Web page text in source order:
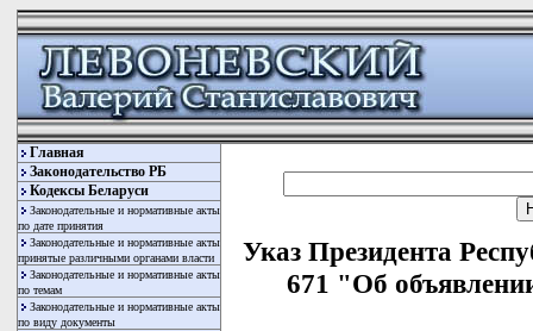
Главная
Законодательство РБ
Кодексы Беларуси
Законодательные и нормативные акты
по дате принятия
Законодательные и нормативные акты
принятые различными органами власти
Законодательные и нормативные акты
по темам
Законодательные и нормативные акты
по виду документы
Указ Президента
671 "Об